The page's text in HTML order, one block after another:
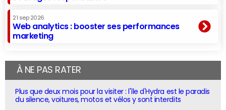
21 sep 2026
Web analytics : booster ses performances
marketing
À NE PAS RATER
Plus que deux mois pour la visiter : l'île d'Hydra est le paradis
du silence, voitures, motos et vélos y sont interdits